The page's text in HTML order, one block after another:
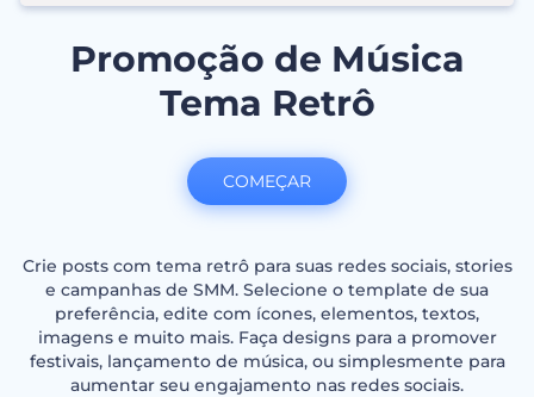
Promoção de Música
Tema Retrô
Crie posts com tema retrô para suas redes sociais, stories
e campanhas de SMM. Selecione o template de sua
preferência, edite com ícones, elementos, textos,
imagens e muito mais. Faça designs para a promover
festivais, lançamento de música, ou simplesmente para
aumentar seu engajamento nas redes sociais.
COMEÇAR